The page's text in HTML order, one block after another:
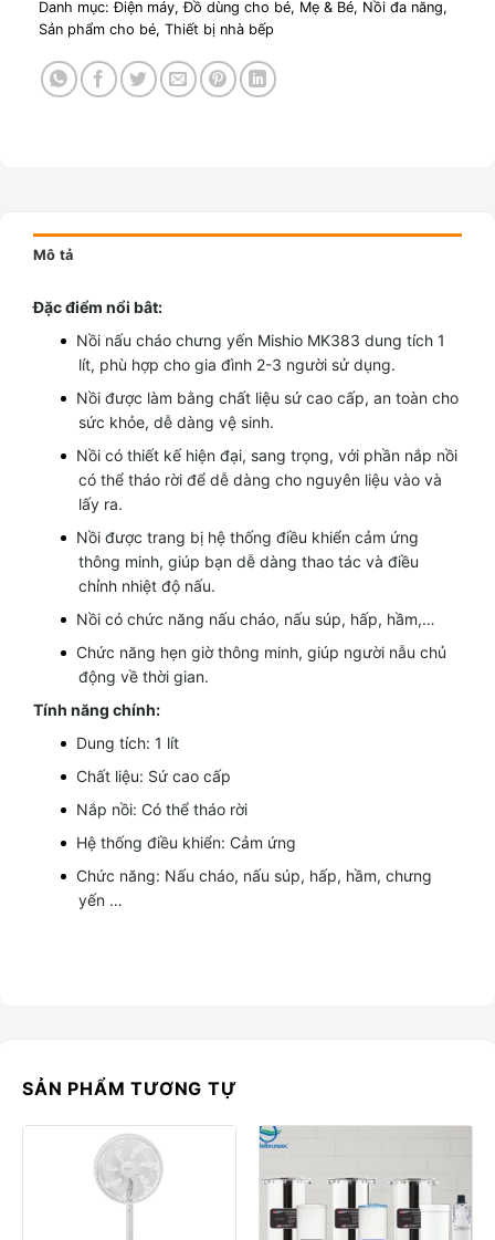
Danh mục:Điện máy,Đồ dùng cho bé, Mẹ & Bé, Nồi đa năng,
Sản phẩm cho bé, Thiết bị nhà bếp
Mô tả
Đặc điểm nổi bât:
Nồi nấu cháo chưng yến Mishio MK383 dung tích 1
lít, phù hợp cho gia đình 2-3 người sử dụng.
Nồi được làm bằng chất liệu sứ cao cấp, an toàn cho
sức khỏe, dễ dàng vệ sinh.
Nồi có thiết kế hiện đại, sang trọng, với phần nắp nồi
có thể tháo rời để dễ dàng cho nguyên liệu vào và
lấy ra.
Nồi được trang bị hệ thống điều khiển cảm ứng
thông minh, giúp bạn dễ dàng thao tác và điều
chỉnh nhiệt độ nấu.
Nồi có chức năng nấu cháo, nấu súp, hấp, hầm,…
Chức năng hẹn giờ thông minh, giúp người nẫu chủ
động về thời gian.
Tính năng chính:
Dung tích: 1 lít
Chất liệu: Sứ cao cấp
Nắp nồi: Có thể tháo rời
Hệ thống điều khiển: Cảm ứng
Chức năng: Nấu cháo, nấu súp, hấp, hầm, chưng
yến …
SẢN PHẨM TƯƠNG TỰ